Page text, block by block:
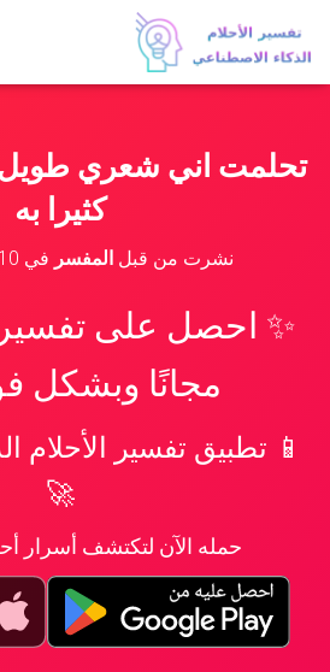
تحلمت اني شعري
كثيرا به
نشرت من قبل المفسر في 10 نوفمبر، 2023
✨ احصل على
مجانًا وبشكل
🚀
حمله الآن لتكتشف أسرار